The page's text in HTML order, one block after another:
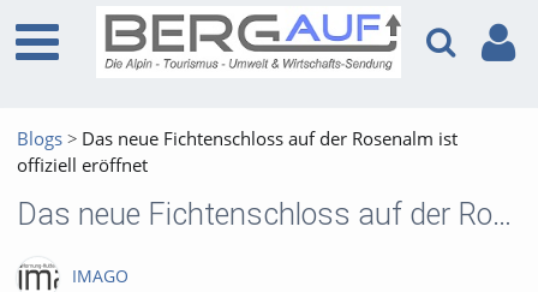
Blogs
Das neue Fichtenschloss auf der Rosenalm ist
offiziell eröffnet
Das neue Fichtenschloss auf der Rosenalm ist offiziell eröffnet
IMAGO